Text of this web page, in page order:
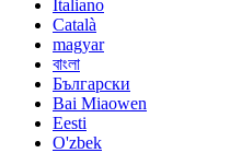
Italiano
Català
magyar
বাংলা
Български
Bai Miaowen
Eesti
O'zbek